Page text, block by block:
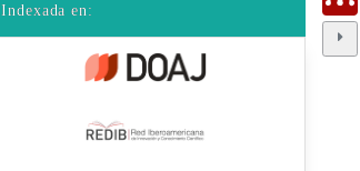
Indexada en: